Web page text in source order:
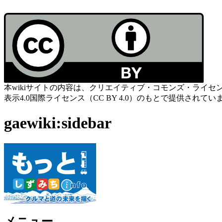
本wikiサイトの内容は、クリエイティブ・コモンズ・ライセ
表示4.0国際ライセンス（CC BY 4.0）のもとで提供されてい
gaewiki:sidebar